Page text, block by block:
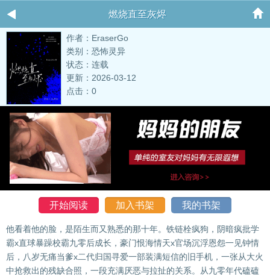
燃烧直至灰烬
作者：EraserGo
类别：恐怖灵异
状态：连载
更新：2026-03-12
点击：0
开始阅读 加入书架 我的书架
他看着他的脸，是陌生而又熟悉的那十年。铁链栓疯狗，阴暗疯批学
霸x直球暴躁校霸九零后成长，豪门恨海情天x官场沉浮恩怨一见钟情
后，八岁无痛当爹x二代归国寻爱一部装满短信的旧手机，一张从大火
中抢救出的残缺合照，一段充满厌恶与拉扯的关系。从九零年代磕磕